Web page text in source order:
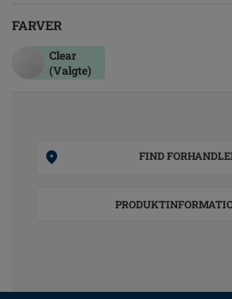
FARVER
Clear
(Valgte)
FIND